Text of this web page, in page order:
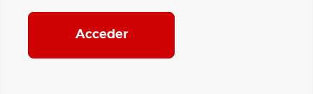
Acceder